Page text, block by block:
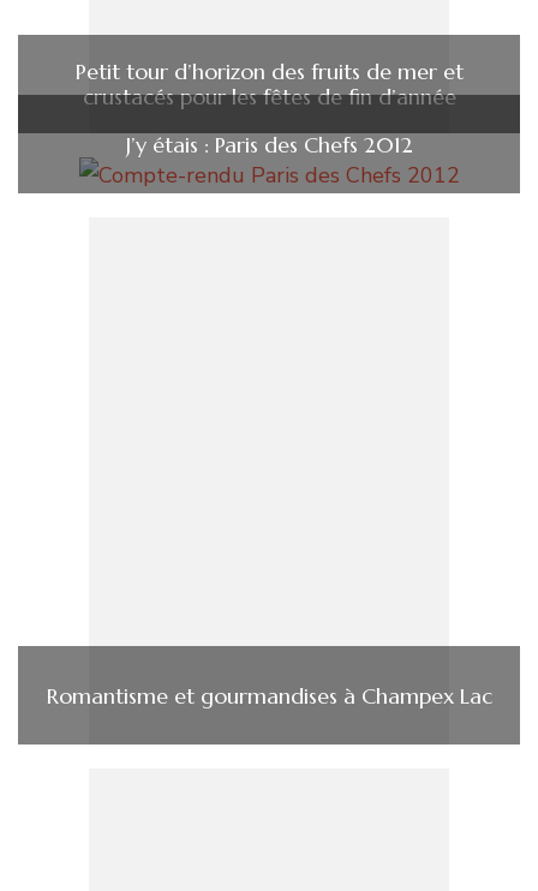
Petit tour d’horizon des fruits de mer et
crustacés pour les fêtes de fin d’année
J’y étais : Paris des Chefs 2012
Romantisme et gourmandises à Champex Lac